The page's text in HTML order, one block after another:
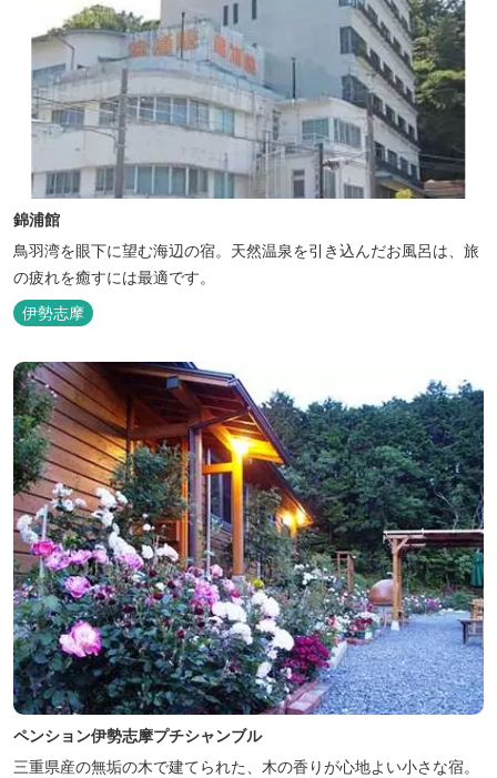
錦浦館
鳥羽湾を眼下に望む海辺の宿。天然温泉を引き込んだお風呂は、旅
の疲れを癒すには最適です。
伊勢志摩
ペンション伊勢志摩プチシャンブル
三重県産の無垢の木で建てられた、木の香りが心地よい小さな宿。